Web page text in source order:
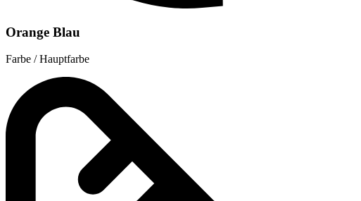
Orange Blau
Farbe / Hauptfarbe